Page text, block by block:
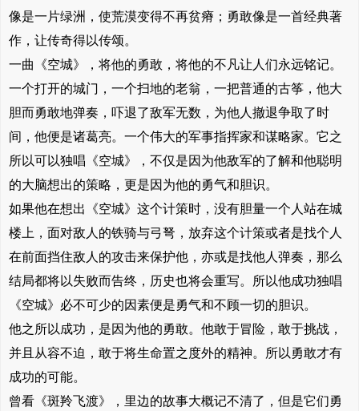
像是一片绿洲，使荒漠变得不再贫瘠；勇敢像是一首经典著
作，让传奇得以传颂。
一曲《空城》，将他的勇敢，将他的不凡让人们永远铭记。
一个打开的城门，一个扫地的老翁，一把普通的古筝，他大
胆而勇敢地弹奏，吓退了敌军无数，为他人撤退争取了时
间，他便是诸葛亮。一个伟大的军事指挥家和谋略家。它之
所以可以独唱《空城》，不仅是因为他敌军的了解和他聪明
的大脑想出的策略，更是因为他的勇气和胆识。
如果他在想出《空城》这个计策时，没有胆量一个人站在城
楼上，面对敌人的铁骑与弓弩，放弃这个计策或者是找个人
在前面挡住敌人的攻击来保护他，亦或是找他人弹奏，那么
结局都将以失败而告终，历史也将会重写。所以他成功独唱
《空城》必不可少的因素便是勇气和不顾一切的胆识。
他之所以成功，是因为他的勇敢。他敢于冒险，敢于挑战，
并且从容不迫，敢于将生命置之度外的精神。所以勇敢才有
成功的可能。
曾看《斑羚飞渡》，里边的故事大概记不清了，但是它们勇